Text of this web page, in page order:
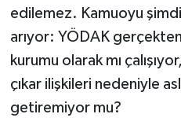
edilemez. Kamuoyu şimdi
arıyor: YÖDAK
kurumu olarak mı
çıkar ilişkileri nedeniyle
getiremiyor mu?